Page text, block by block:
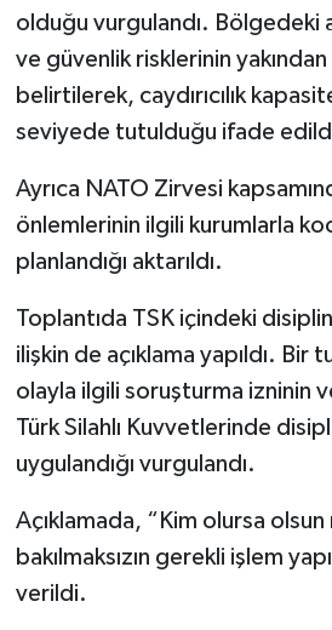
olduğu vurgulandı. Bölgedeki
ve güvenlik risklerinin
belirtilerek, caydırıcılık
seviyede tutulduğu ifade
Ayrıca NATO Zirvesi
önlemlerinin ilgili kurumlarla
planlandığı aktarıldı.
Toplantıda TSK içindeki
ilişkin de açıklama yapıldı. Bir
olayla ilgili soruşturma izninin
Türk Silahlı Kuvvetlerinde
uygulandığı vurgulandı.
Açıklamada, “Kim olursa
bakılmaksızın gerekli işlem
verildi.